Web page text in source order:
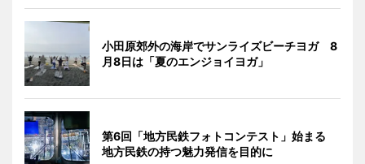
小田原郊外の海岸でサンライズビーチヨガ 8
月8日は「夏のエンジョイヨガ」
第6回「地方民鉄フォトコンテスト」始まる
地方民鉄の持つ魅力発信を目的に